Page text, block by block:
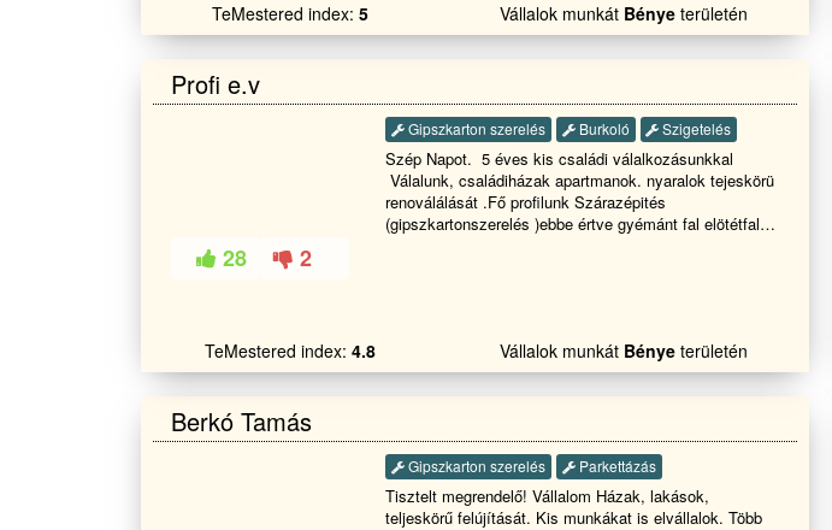
TeMestered index: 5 Vállalok munkát Bénye területén
Profi e.v
28 2
Gipszkarton szerelés Burkoló Szigetelés
Szép Napot. 5 éves kis családi válalkozásunkkal
Válalunk, családiházak apartmanok. nyaralok tejeskörü
renoválálását .Fő profilunk Szárazépités
(gipszkartonszerelés )ebbe értve gyémánt fal elötétfalak
bizzalomal a nap bármely szakában . Akár e-mailen is
kérhet ár ajánlatot . 0-24 Köszönöm figyelmed szép
TeMestered index: 4.8 Vállalok munkát Bénye területén
Berkó Tamás
Gipszkarton szerelés Parkettázás
Tisztelt megrendelő! Vállalom Házak, lakások,
teljeskörű felújítását. Kis munkákat is elvállalok. Több